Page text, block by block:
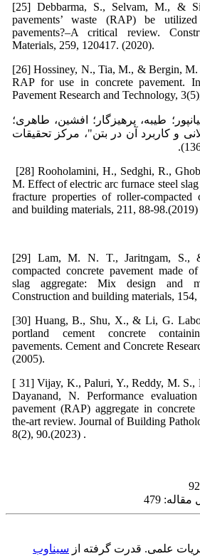
[25] Debbarma, S., Selvam, M., &
pavements’ waste (RAP) be
pavements?–A critical review.
Materials, 259, 120417. (2020).
[26] Hossiney, N., Tia, M., & Bergin, M.
RAP for use in concrete pavement.
Pavement Research and Technology,
طیبه، پرهیزگار؛ افشین، طاهری؛
و کاربرد آن در بتن"، مرکز تحقیقات
[28] Rooholamini, H., Sedghi, R.,
M. Effect of electric arc furnace steel
fracture properties of roller-compacted
[29] Lam, M. N. T., Jaritngam,
compacted concrete pavement made
slag aggregate: Mix design and
[30] Huang, B., Shu, X., & Li, G.
portland cement concrete
pavements. Cement and Concrete
[ 31] Vijay, K., Paluri, Y., Reddy, M.
Dayanand, N. Performance
pavement (RAP) aggregate in concrete
the-art review. Journal of Building
8(2), 90.‏ (2023).
479
علمی. قدرت گرفته از سیناوب